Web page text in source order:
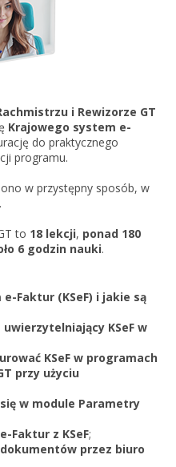
PRO
GT
KSeF dla firm
KSeF dla biur
InsERT
i Rewizorze GT
Krajowego system e-
do praktycznego
programu.
w przystępny sposób, w
to 18 lekcji, ponad 180
6 godzin nauki.
Faktur (KSeF) i jakie są
KSeF w
KSeF w programach
przy użyciu
w module Parametry
Faktur z KSeF;
przez biuro